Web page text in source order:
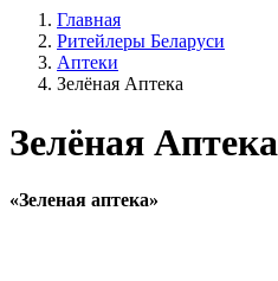
Главная
Ритейлеры Беларуси
Аптеки
Зелёная Аптека
Зелёная Аптека
«Зеленая аптека»